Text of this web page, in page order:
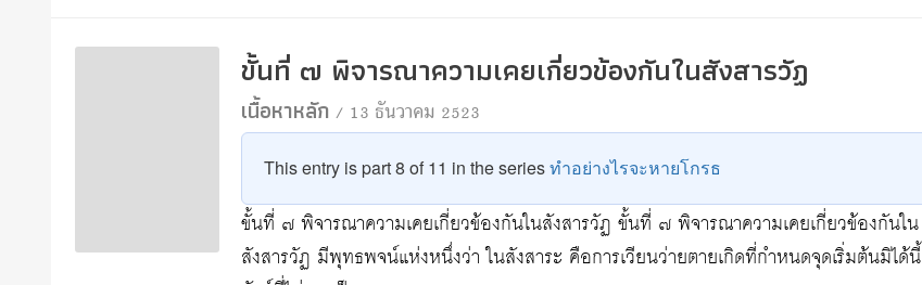
ขั้นที่ ๗ พิจารณาความเคยเกี่ยวข้องกันในสังสารวัฏ
เนื้อหาหลัก/ 13 ธันวาคม 2523
This entry is part 8 of 11 in the seriesทำอย่างไรจะหายโกรธ
ขั้นที่ ๗ พิจารณาความเคยเกี่ยวข้องกันในสังสารวัฏ ขั้นที่ ๗ พิจารณาความเคยเกี่ยวข้องกันใน
สังสารวัฏ มีพุทธพจน์แห่งหนึ่งว่า ในสังสาระ คือการเวียนว่ายตายเกิดที่กำหนดจุดเริ่มต้นมิได้นี้